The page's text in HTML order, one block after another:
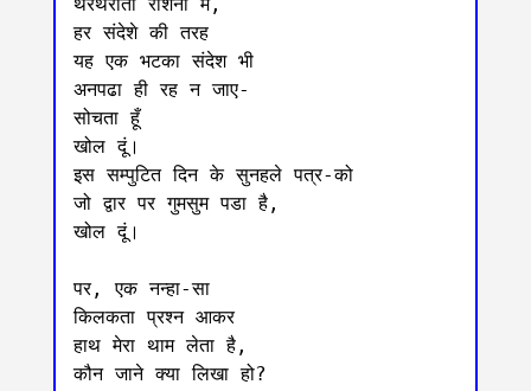
हर संदेशे की तरह
यह एक भटका संदेश भी
अनपढा ही रह न जाए-
सोचता हूँ
खोल दूं।
इस सम्पुटित दिन के सुनहले पत्र-को
जो द्वार पर गुमसुम पडा है,
खोल दूं।
पर, एक नन्हा-सा
किलकता प्रश्न आकर
हाथ मेरा थाम लेता है,
कौन जाने क्या लिखा हो?